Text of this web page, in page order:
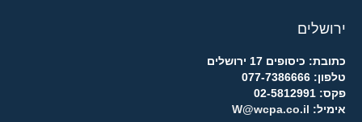
ירושלים
כתובת: כיסופים 17 ירושלים
טלפון: 077-7386666
פקס: 02-5812991
אימיל: W@wcpa.co.il